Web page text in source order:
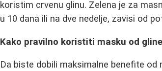
koristim crvenu glinu. Zelena je za
u 10 dana ili na dve nedelje, zavisi od
Kako pravilno koristiti masku od gline
Da biste dobili maksimalne benefite